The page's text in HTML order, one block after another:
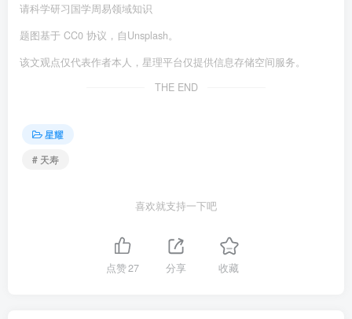
请科学研习国学周易领域知识
题图基于 CC0 协议，自Unsplash。
该文观点仅代表作者本人，星理平台仅提供信息存储空间服务。
THE END
星耀
# 天寿
喜欢就支持一下吧
点赞27 分享 收藏